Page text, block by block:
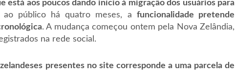
está aos poucos dando início à migração dos usuários para
ao público há quatro meses, a funcionalidade pretende
. A mudança começou ontem pela Nova Zelândia,
na rede social.
presentes no site corresponde a uma parcela de